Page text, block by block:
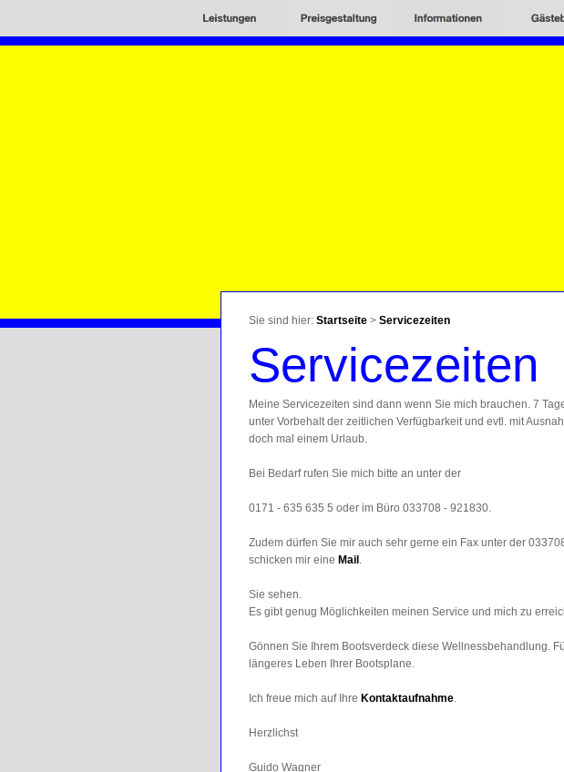
Sie sind hier: Startseite > Servicezeiten
Servicezeiten
Meine Servicezeiten sind dann wenn Sie mich brauchen. 7
unter Vorbehalt der zeitlichen Verfügbarkeit und evtl. mit
doch mal einem Urlaub.
Bei Bedarf rufen Sie mich bitte an unter der
0171 - 635 635 5 oder im Büro 033708 - 921830.
Zudem dürfen Sie mir auch sehr gerne ein Fax unter der
schicken mir eine Mail .
Sie sehen.
Es gibt genug Möglichkeiten meinen Service und mich zu
Gönnen Sie Ihrem Bootsverdeck diese Wellnessbehandlung.
längeres Leben Ihrer Bootsplane.
Ich freue mich auf Ihre Kontaktaufnahme.
Herzlichst
Guido Wagner